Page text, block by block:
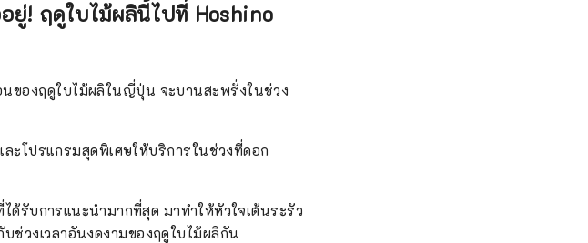
ยู่! ฤดูใบไม้ผลินี้ไปที่ Hoshino
ของฤดูใบไม้ผลิในญี่ปุ่น จะบานสะพรั่งในช่วง
ละโปรแกรมสุดพิเศษให้บริการในช่วงที่ดอก
ด้รับการแนะนำมากที่สุด มาทำให้หัวใจเต้นระรัว
ช่วงเวลาอันงดงามของฤดูใบไม้ผลิกัน